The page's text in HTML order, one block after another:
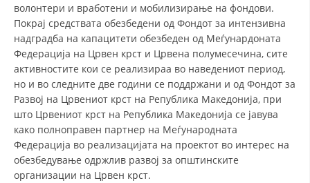
ЗАКОН ЗА ЦКРМ
СТАТУТ НА ЦКРМ
ОРГАНИЗАЦИЈА И РАЗВОЈ
волонтери и вработени и мобилизирање на фондови.
Покрај средствата обезбедени од Фондот за интензивна
надградба на капацитети обезбеден од Меѓунардоната
Федерација на Црвен крст и Црвена полумесечина, сите
активностите кои се реализираа во наведениот период,
но и во следните две години се поддржани и од Фондот за
Развој на Црвениот крст на Република Македонија, при
што Црвениот крст на Република Македонија се јавува
како полноправен партнер на Меѓународната
Федерација во реализацијата на проектот во интерес на
обезбедување одржлив развој за општинските
организации на Црвен крст.